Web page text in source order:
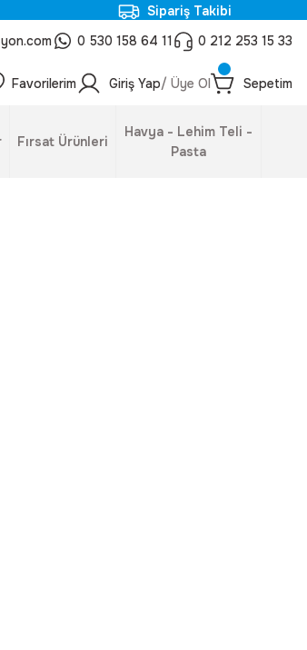
Sipariş Takibi
0 530 158 64 11 0 212 253 15 33
Favorilerim Giriş Yap/ Üye Ol Sepetim
Fırsat Ürünleri
Havya - Lehim Teli -
Pasta